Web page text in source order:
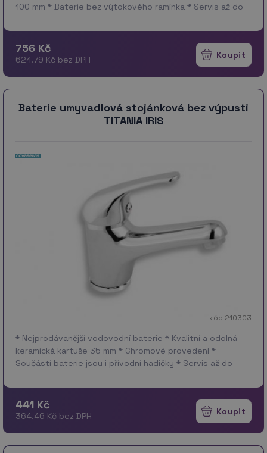
100 mm * Baterie bez výtokového ramínka * Servis až do
756 Kč
624.79 Kč bez DPH
Baterie umyvadlová stojánková bez výpusti
TITANIA IRIS
kód 210303
* Nejprodávanější vodovodní baterie * Kvalitní a odolná
keramická kartuše 35 mm * Chromové provedení *
Součástí baterie jsou i přívodní hadičky * Servis až do
441 Kč
364.46 Kč bez DPH